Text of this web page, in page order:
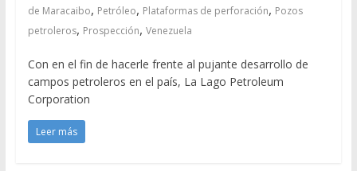
de Maracaibo, Petróleo, Plataformas de perforación, Pozos
petroleros, Prospección, Venezuela
Con en el fin de hacerle frente al pujante desarrollo de
campos petroleros en el país, La Lago Petroleum
Corporation
Leer más